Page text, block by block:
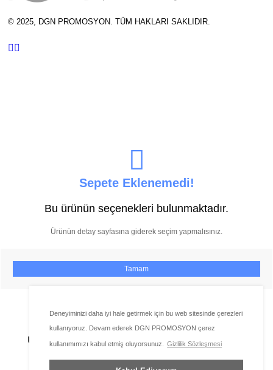
Deneyiminizi daha iyi hale getirmek için bu web sitesinde çerezleri
kullanıyoruz. Devam ederek DGN PROMOSYON çerez
kullanımımızı kabul etmiş oluyorsunuz. Gizlilik Sözleşmesi
© 2025, DGN PROMOSYON. TÜM HAKLARI SAKLIDIR.
Sepete Eklenemedi!
Bu ürünün seçenekleri bulunmaktadır.
Ürünün detay sayfasına giderek seçim yapmalısınız.
Tamam
Ürünü favorilere ekleyebilmeniz için üye girişi